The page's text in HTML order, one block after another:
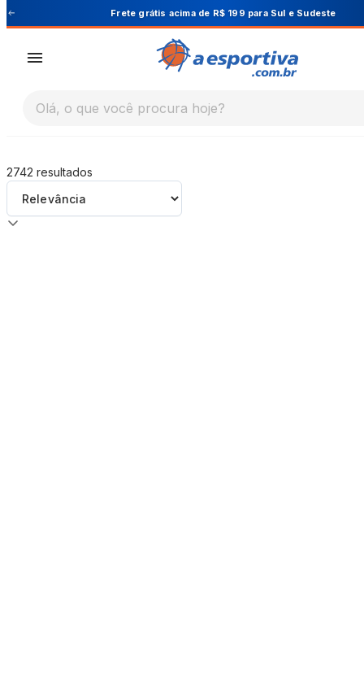
A Esportiva
Sul e Sudeste Cupom PRIMEIRA10
Olá, o que você procura hoje?
2742 resultados